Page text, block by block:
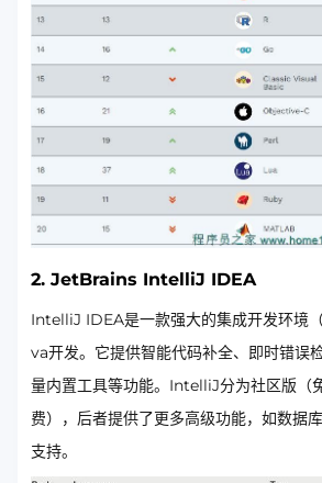
2. JetBrains IntelliJ IDEA
IntelliJ IDEA是一款强大的集成开发环境
va开发。它提供智能代码补全、即时错误
量内置工具等功能。IntelliJ分为社区版（
费），后者提供了更多高级功能，如数据
支持。